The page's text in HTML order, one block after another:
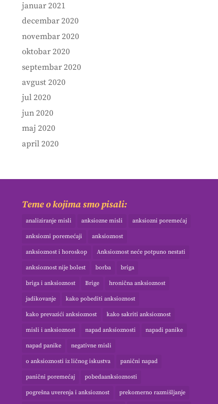
januar 2021
decembar 2020
novembar 2020
oktobar 2020
septembar 2020
avgust 2020
jul 2020
jun 2020
maj 2020
april 2020
Teme o kojima smo pisali:
analiziranje misli anksiozne misli anksiozni poremećaj
anksiozni poremećaji anksioznost
anksioznost i horoskop Anksioznost neće potpuno nestati
anksioznost nije bolest borba briga
briga i anksioznost Brige hronična anksioznost
jadikovanje kako pobediti anksioznost
kako prevazići anksioznost kako sakriti anksioznost
misli i anksioznost napad anksioznosti napadi panike
napad panike negativne misli
o anksioznosti iz ličnog iskustva panični napad
panični poremećaj pobedaanksioznosti
pogrešna uverenja i anksioznost prekomerno razmišljanje